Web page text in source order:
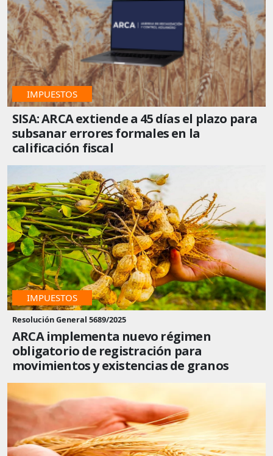
IMPUESTOS
SISA: ARCA extiende a 45 días el plazo para
subsanar errores formales en la
calificación fiscal
IMPUESTOS
Resolución General 5689/2025
ARCA implementa nuevo régimen
obligatorio de registración para
movimientos y existencias de granos